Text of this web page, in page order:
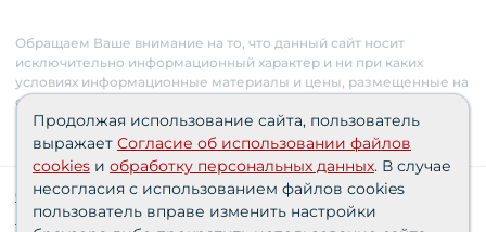
Обращаем Ваше внимание на то, что данный сайт носит
исключительно информационный характер и ни при каких
условиях информационные материалы и цены, размещенные на
сайте, не являются публичной офертой. Застройщик имеет
право изменять стоимость объектов.
Сведения о реализуемых требованиях к защите
персональных данных АО «СЗ «Партнер‑Строй»»
Продолжая использование сайта, пользователь
выражает Согласие об использовании файлов
cookies и обработку персональных данных. В случае
несогласия с использованием файлов cookies
пользователь вправе изменить настройки